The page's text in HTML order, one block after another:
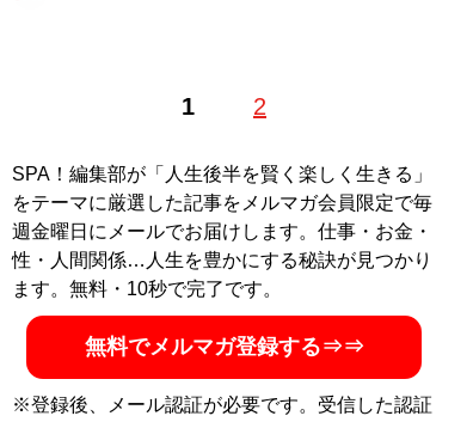
1 2
SPA！編集部が「人生後半を賢く楽しく生きる」
をテーマに厳選した記事をメルマガ会員限定で毎
週金曜日にメールでお届けします。仕事・お金・
性・人間関係…人生を豊かにする秘訣が見つかり
ます。無料・10秒で完了です。
無料でメルマガ登録する⇒⇒
※登録後、メール認証が必要です。受信した認証